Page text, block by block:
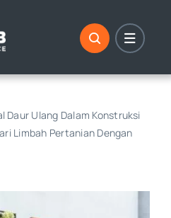
Daur Ulang Dalam Konstruksi
Limbah Pertanian Dengan